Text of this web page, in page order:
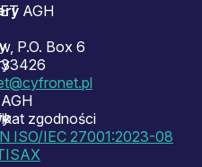
AGH
P.O. Box 6
zgodności
ISO/IEC 27001:2023-08